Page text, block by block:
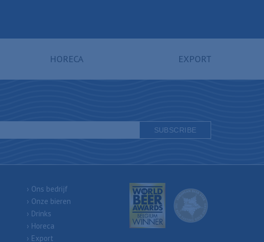
HORECA EXPORT
Ons bedrijf
Onze bieren
Drinks
Horeca
Export